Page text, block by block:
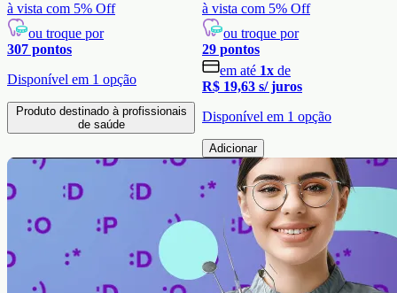
à vista com 5% Off
ou troque por
307 pontos
Disponível em 1 opção
Produto destinado à profissionais
de saúde
à vista com 5% Off
ou troque por
29 pontos
em até 1x de
R$ 19,63 s/ juros
Disponível em 1 opção
Adicionar